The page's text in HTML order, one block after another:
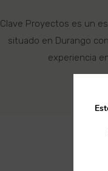
Clave Proyectos es un
situado en Durango
experiencia